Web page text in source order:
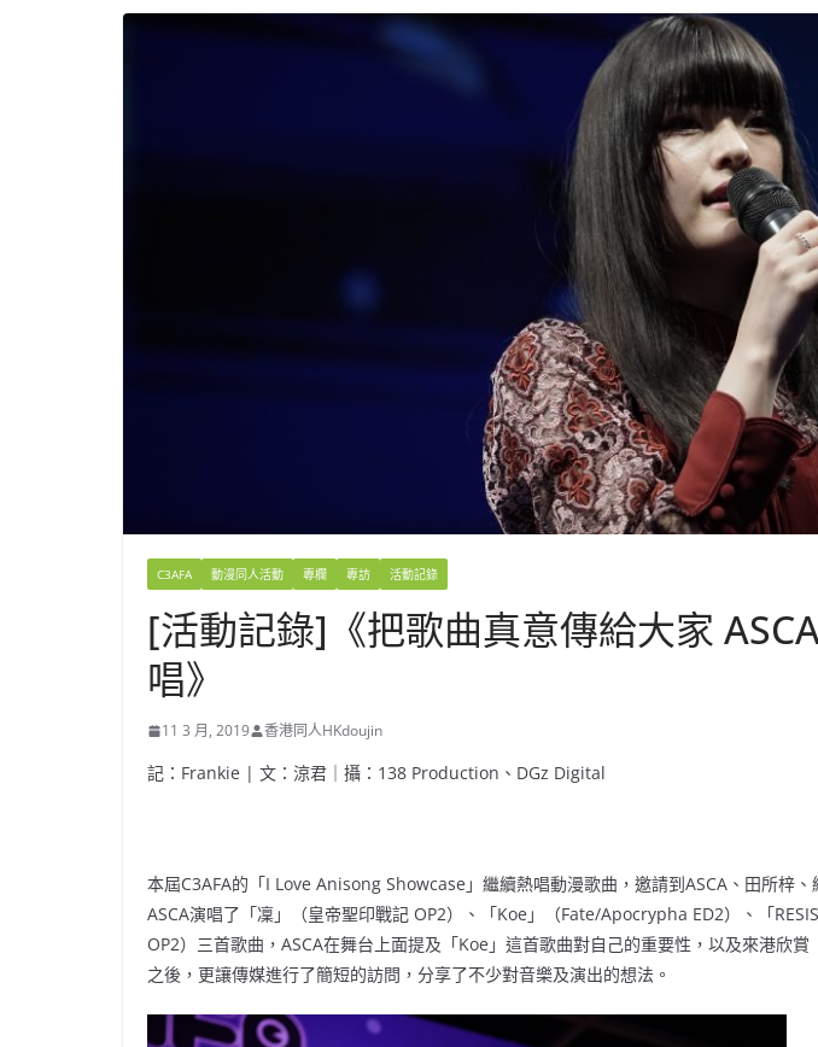
C3AFA 動漫同人活動 專欄 專訪 活動記錄
[活動記錄]《把歌曲真意傳給大家
唱》
11 3 月, 2019 香港同人HKdoujin
記：Frankie | 文：涼君｜攝：138 Production、DGz Digital
本屆C3AFA的「I Love Anisong Showcase」繼續熱唱動漫歌曲，邀請到ASCA、田所梓、
ASCA演唱了「凜」（皇帝聖印戰記 OP2）、「Koe」（Fate/Apocrypha ED2）、「
OP2）三首歌曲，ASCA在舞台上面提及「Koe」這首歌曲對自己的重要性，以及來港欣
之後，更讓傳媒進行了簡短的訪問，分享了不少對音樂及演出的想法。